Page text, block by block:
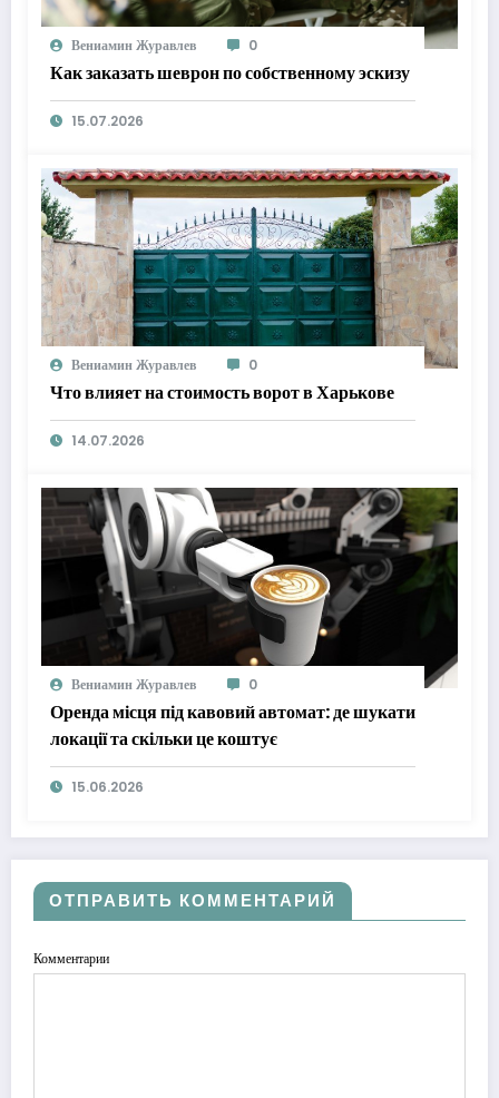
Вениамин Журавлев 0
Как заказать шеврон по собственному эскизу
15.07.2026
Вениамин Журавлев 0
Что влияет на стоимость ворот в Харькове
14.07.2026
Вениамин Журавлев 0
Оренда місця під кавовий автомат: де шукати
локації та скільки це коштує
15.06.2026
ОТПРАВИТЬ КОММЕНТАРИЙ
Комментарии